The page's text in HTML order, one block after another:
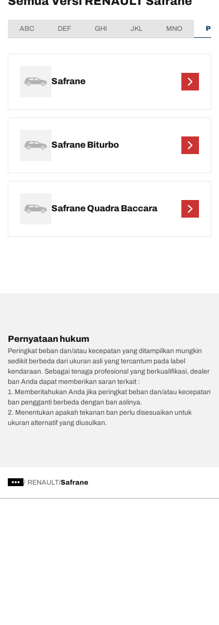
ABC DEF GHI JKL MNO
Safrane
Safrane Biturbo
Safrane Quadra Baccara
Pernyataan hukum
Peringkat beban dan/atau kecepatan yang ditampilkan mungkin
sedikit berbeda dari ukuran asli yang tercantum pada label
kendaraan. Sebagai tenaga profesional yang berkualifikasi, dealer
ban Anda dapat memberikan saran terkait :
1. Memberitahukan Anda jika peringkat beban dan/atau kecepatan
ban pengganti berbeda dengan ban aslinya.
2. Menentukan apakah tekanan ban perlu disesuaikan untuk
ukuran alternatif yang diusulkan.
/ RENAULT Safrane